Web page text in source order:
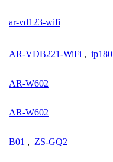
ar-vd123-wifi
AR-VDB221-WiFi , ip180
AR-W602
AR-W602
B01 , ZS-GQ2